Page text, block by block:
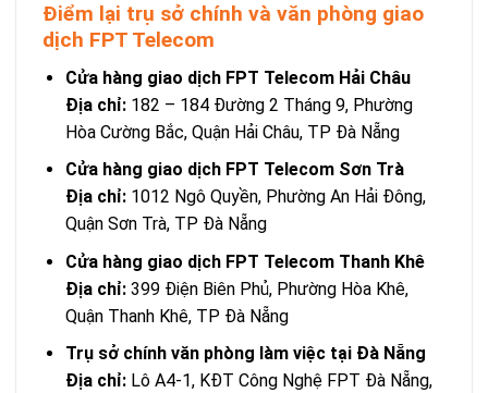
Điểm lại trụ sở chính và văn phòng giao
dịch FPT Telecom
Cửa hàng giao dịch FPT Telecom Hải Châu
Địa chỉ:182 – 184 Đường 2 Tháng 9, Phường
Hòa Cường Bắc, Quận Hải Châu, TP Đà Nẵng
Cửa hàng giao dịch FPT Telecom Sơn Trà
Địa chỉ:1012 Ngô Quyền, Phường An Hải Đông,
Quận Sơn Trà, TP Đà Nẵng
Cửa hàng giao dịch FPT Telecom Thanh Khê
Địa chỉ:399 Điện Biên Phủ, Phường Hòa Khê,
Quận Thanh Khê, TP Đà Nẵng
Trụ sở chính văn phòng làm việc tại Đà Nẵng
Địa chỉ:Lô A4-1, KĐT Công Nghệ FPT Đà Nẵng,